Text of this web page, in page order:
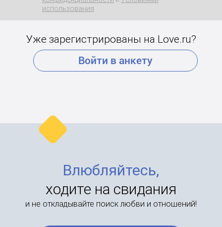
использования
Уже зарегистрированы на Love.ru?
Войти в анкету
Влюбляйтесь,
ходите на свидания
и не откладывайте поиск любви и отношений!